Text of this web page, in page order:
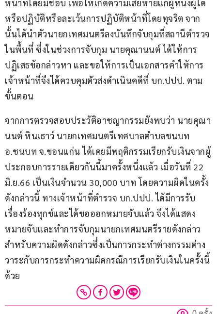
หน้าที่โดยมิชอบ เพื่อให้เกิดความเสียหายแก่ผู้หนึ่งผู้ใด
หรือปฏิบัติหรือละเว้นการปฏิบัติหน้าที่โดยทุจริต จาก
นั้นได้นำตัวนายกเทศมนตรีลงบันทึกจับกุมที่สถานีตำรวจ
ในพื้นที่ ซึ่งในช่วงการจับกุม นายคุณานนต์ ได้ให้การ
ปฏิเสธข้อกล่าวหา และขอให้การเป็นเอกสารคำให้การ
เจ้าหน้าที่จึงได้ควบคุมตัวส่งดำเนินคดีที่ บก.ปปป. ตาม
ขั้นตอน
จากการตรวจสอบประวัติอาชญากรรมยังพบว่า นายคุณา
นนต์ หินเธาว์ นายกเทศมนตรีเทศบาลตำบลชนบท
อ.ชนบท จ.ขอนแก่น ได้เคยมีพฤติกรรมเรียกรับเงินจากผู้
ประกอบการรายเดียวกันนี้มาครั้งหนึ่งแล้ว เมื่อวันที่ 22
มิ.ย.66 เป็นเงินจำนวน 30,000 บาท โดยความผิดในครั้ง
ดังกล่าวนี้ ทางเจ้าหน้าที่ตำรวจ บก.ปปป. ได้มีการรับ
เรื่องร้องทุกข์และได้ขอออกหมายจับแล้ว จึงได้แสดง
หมายจับและทำการจับกุมนายกเทศมนตรีรายดังกล่าว
สำหรับความผิดดังกล่าวซึ่งเป็นการกระทำต่างกรรมต่าง
วาระกับการกระทำความผิดกรณีการเรียกรับเงินในครั้งนี้
ด้วย